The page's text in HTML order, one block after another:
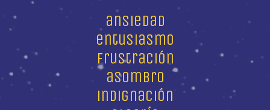
ansiedad
entusiasmo
frustración
asombro
indignación